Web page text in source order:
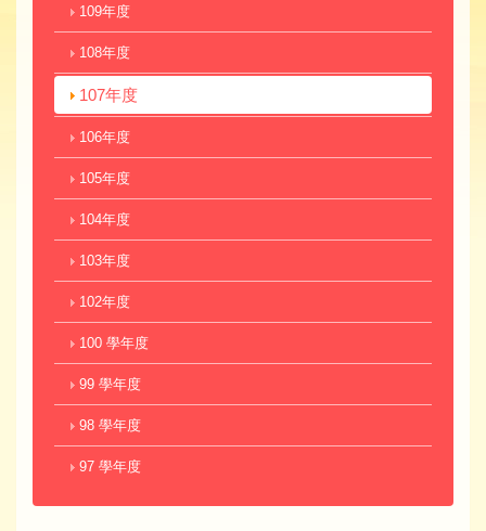
109年度
108年度
107年度
106年度
105年度
104年度
103年度
102年度
100 學年度
99 學年度
98 學年度
97 學年度